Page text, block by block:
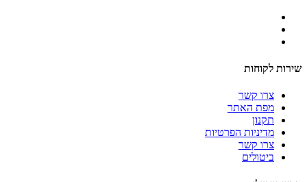
שירות לקוחות
צרו קשר
מפת האתר
תקנון
מדיניות הפרטיות
צרו קשר
ביטולים